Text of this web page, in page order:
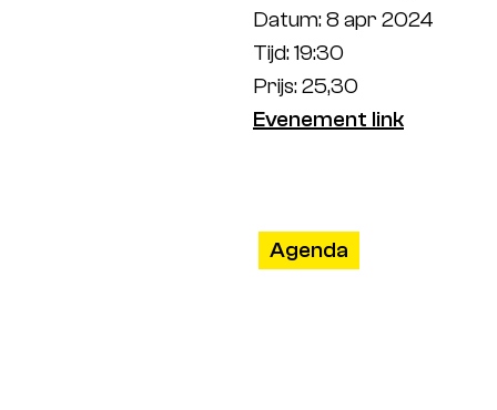
Datum: 8 apr 2024
Tijd: 19:30
Prijs: 25,30
Evenement link
Agenda